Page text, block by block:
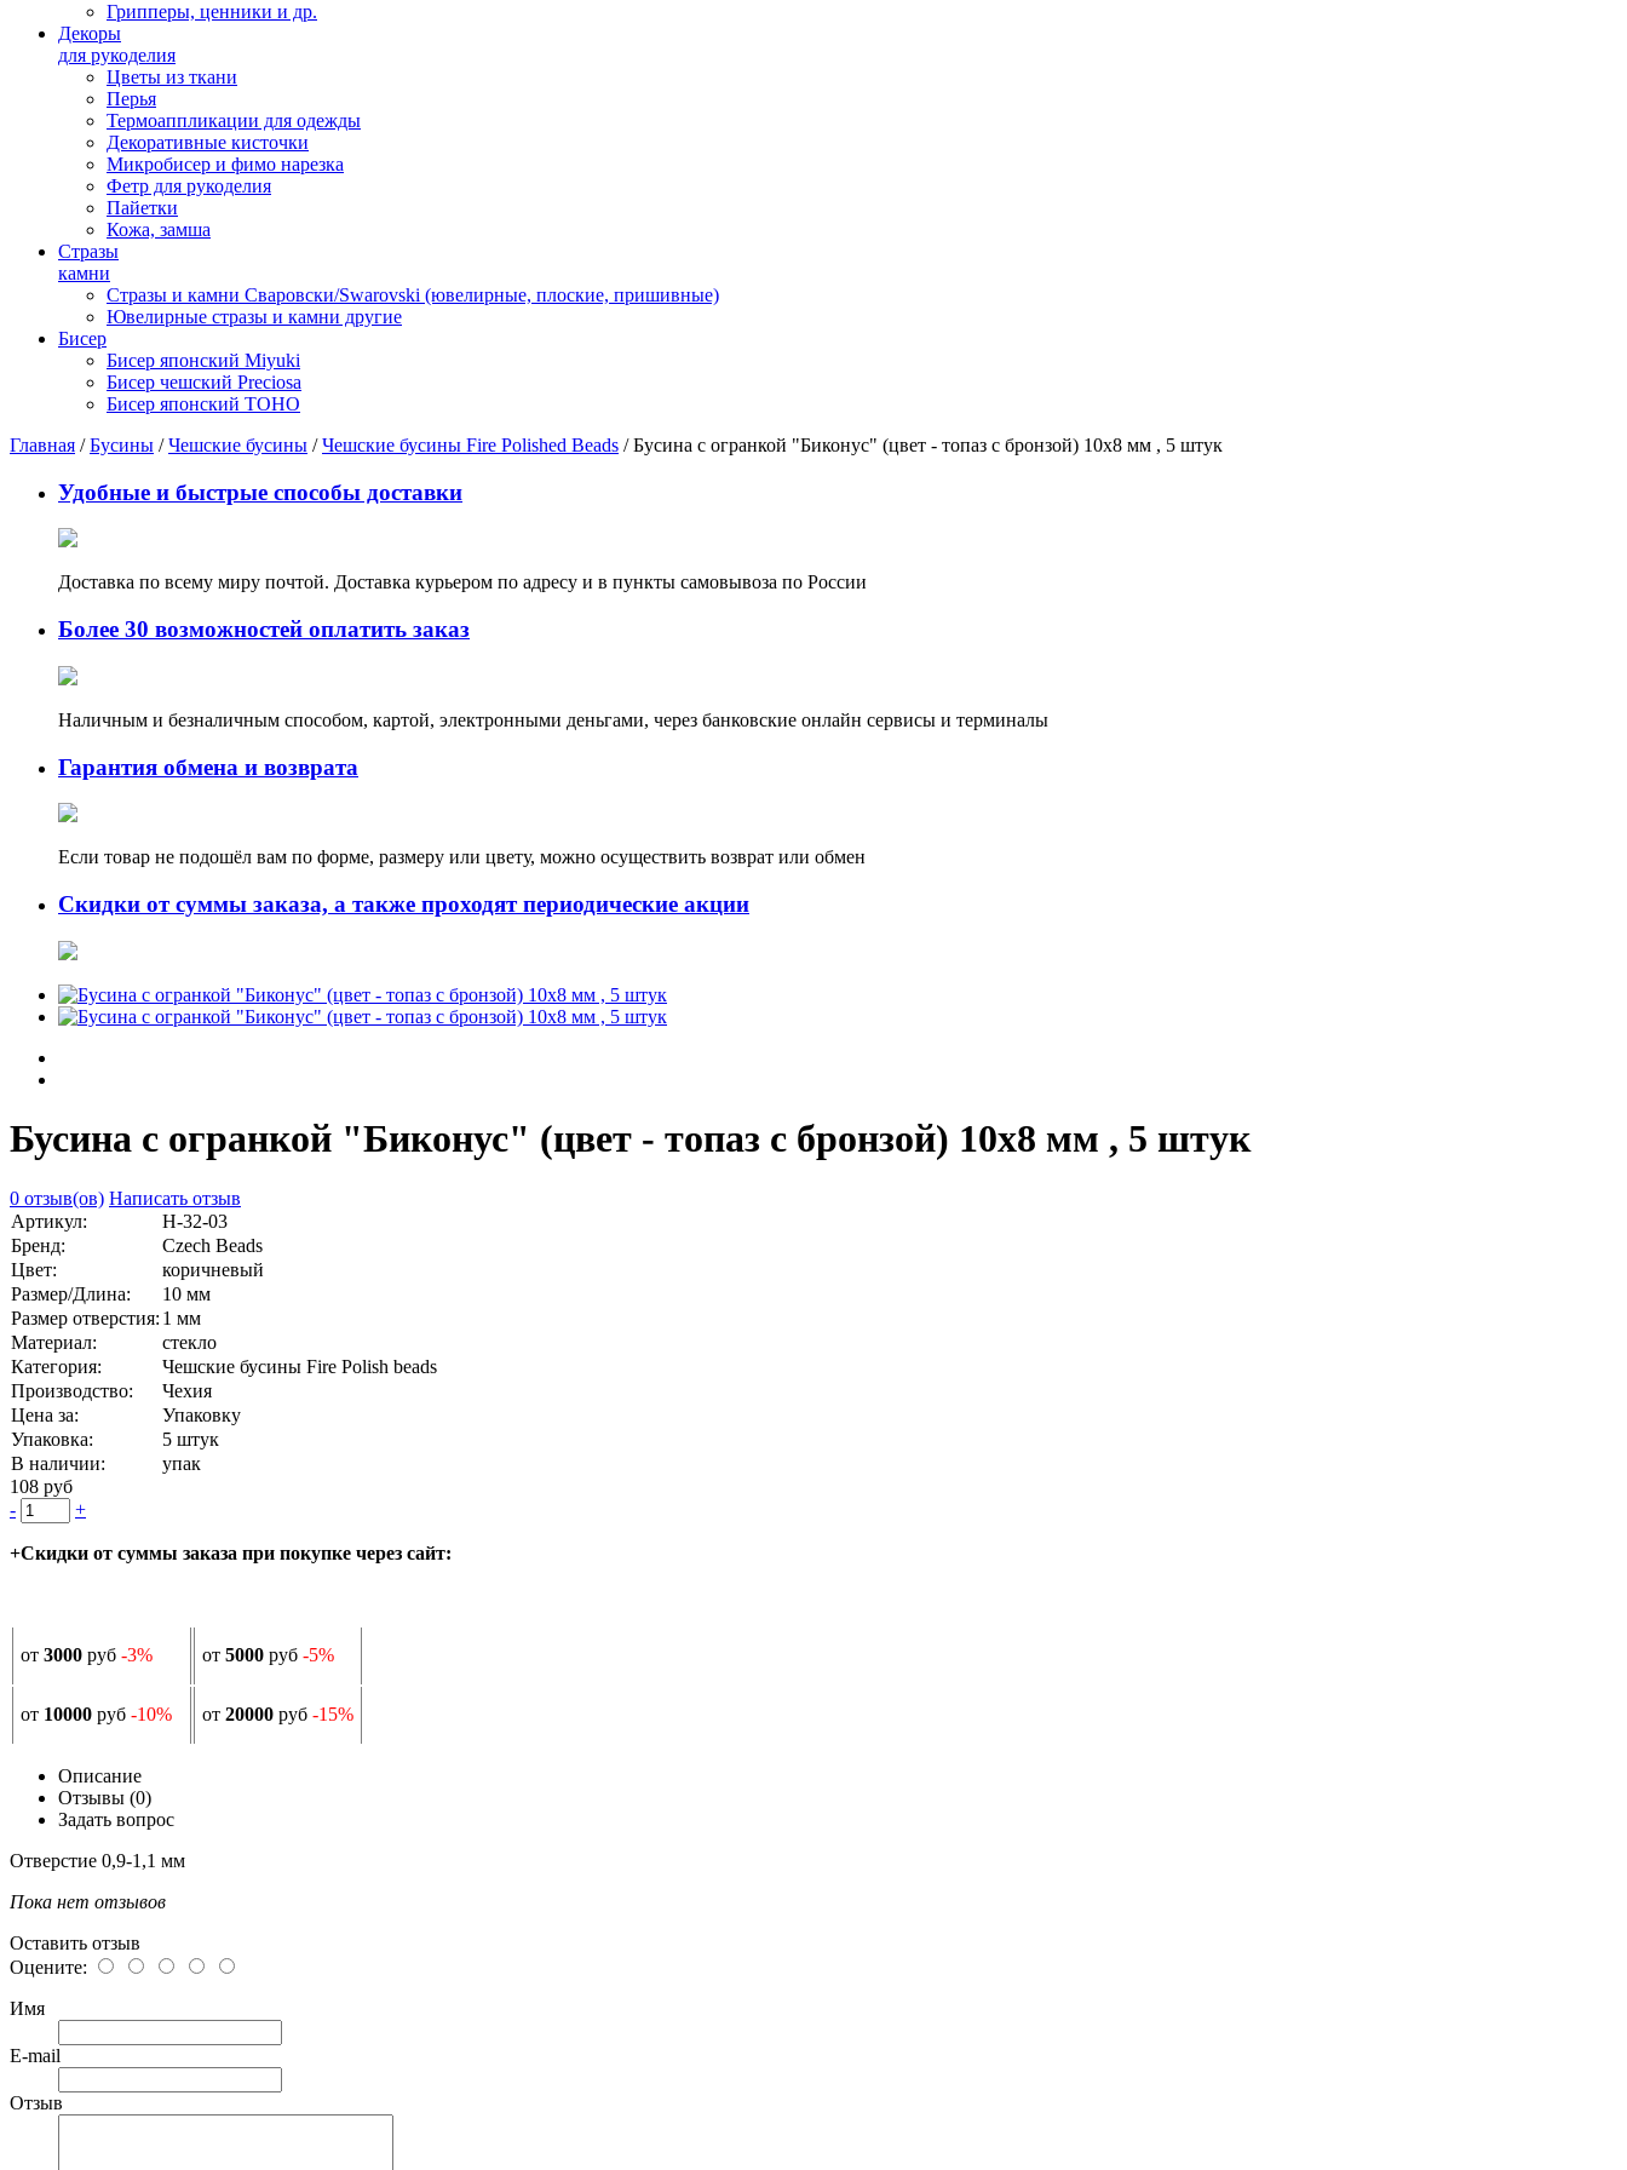
Грипперы, ценники и др.
Декоры
для рукоделия
Цветы из ткани
Перья
Термоаппликации для одежды
Декоративные кисточки
Микробисер и фимо нарезка
Фетр для рукоделия
Пайетки
Кожа, замша
Стразы
камни
Стразы и камни Сваровски/Swarovski (ювелирные, плоские, пришивные)
Ювелирные стразы и камни другие
Бисер
Бисер японский Miyuki
Бисер чешский Preciosa
Бисер японский TOHO
Главная /Бусины /Чешские бусины /Чешские бусины Fire Polished Beads / Бусина с огранкой "Биконус" (цвет - топаз с бронзой) 10х8 мм , 5 штук
Удобные и быстрые способы доставки
Доставка по всему миру почтой. Доставка курьером по адресу и в пункты самовывоза по России
Более 30 возможностей оплатить заказ
Наличным и безналичным способом, картой, электронными деньгами, через банковские онлайн сервисы и терминалы
Гарантия обмена и возврата
Если товар не подошёл вам по форме, размеру или цвету, можно осуществить возврат или обмен
Скидки от суммы заказа, а также проходят периодические акции
Бусина с огранкой "Биконус" (цвет - топаз с бронзой) 10х8 мм , 5 штук
0 отзыв(ов) Написать отзыв
Артикул:
Н-32-03
Бренд:
Czech Beads
Цвет:
коричневый
Размер/Длина:
10 мм
Размер отверстия: 1 мм
Материал:
стекло
Категория:
Чешские бусины Fire Polish beads
Производство:
Чехия
Цена за:
Упаковку
Упаковка:
5 штук
В наличии:
упак
108 руб
-
+
+Скидки от суммы заказа при покупке через сайт:
от 3000 руб -3% от 5000 руб -5%
от 10000 руб -10% от 20000 руб -15%
Описание
Отзывы (0)
Задать вопрос
Отверстие 0,9-1,1 мм
Пока нет отзывов
Оставить отзыв
Оцените:
Имя
E-mail
Отзыв